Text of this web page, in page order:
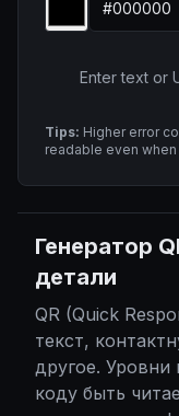
Enter text or
Tips: Higher error
readable even
Генератор
детали
QR (Quick
текст,
другое.
коду быть